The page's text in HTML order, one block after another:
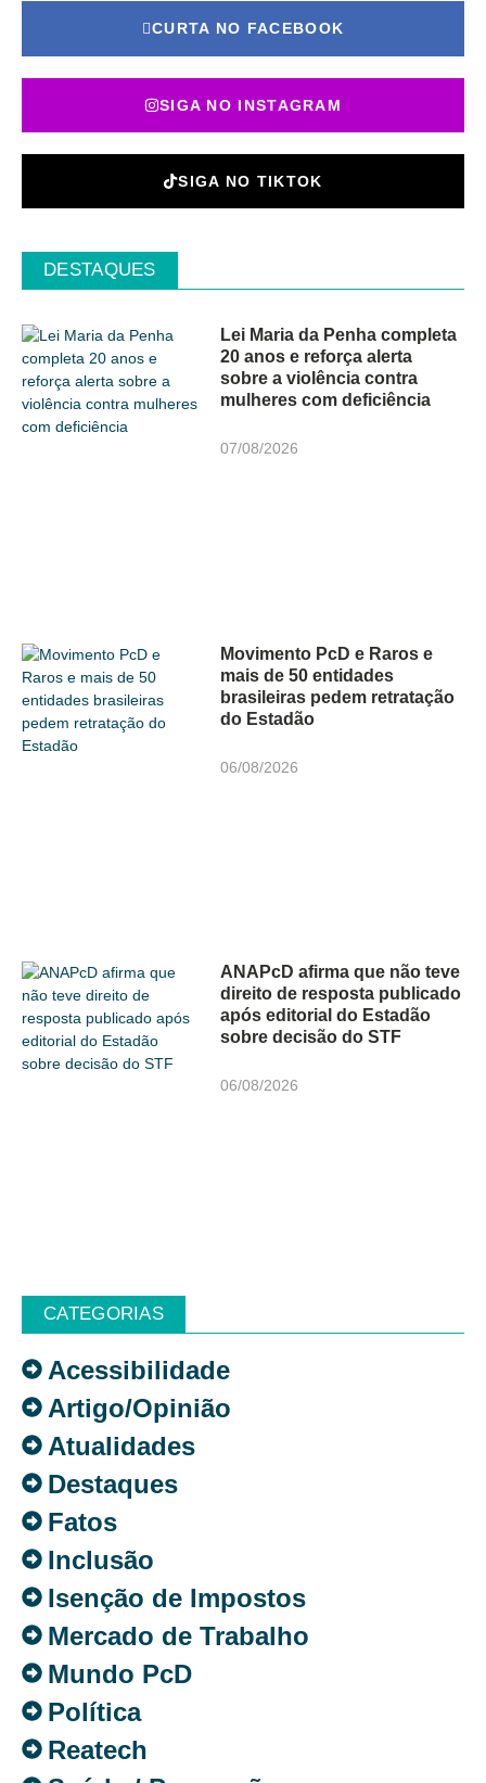
CURTA NO FACEBOOK
SIGA NO INSTAGRAM
SIGA NO TIKTOK
DESTAQUES
Lei Maria da Penha completa
20 anos e reforça alerta
sobre a violência contra
mulheres com deficiência
07/08/2026
Movimento PcD e Raros e
mais de 50 entidades
brasileiras pedem retratação
do Estadão
06/08/2026
ANAPcD afirma que não teve
direito de resposta publicado
após editorial do Estadão
sobre decisão do STF
06/08/2026
CATEGORIAS
Acessibilidade
Artigo/Opinião
Atualidades
Destaques
Fatos
Inclusão
Isenção de Impostos
Mercado de Trabalho
Mundo PcD
Política
Reatech